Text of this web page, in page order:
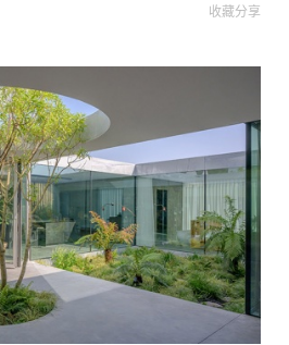
收藏分享